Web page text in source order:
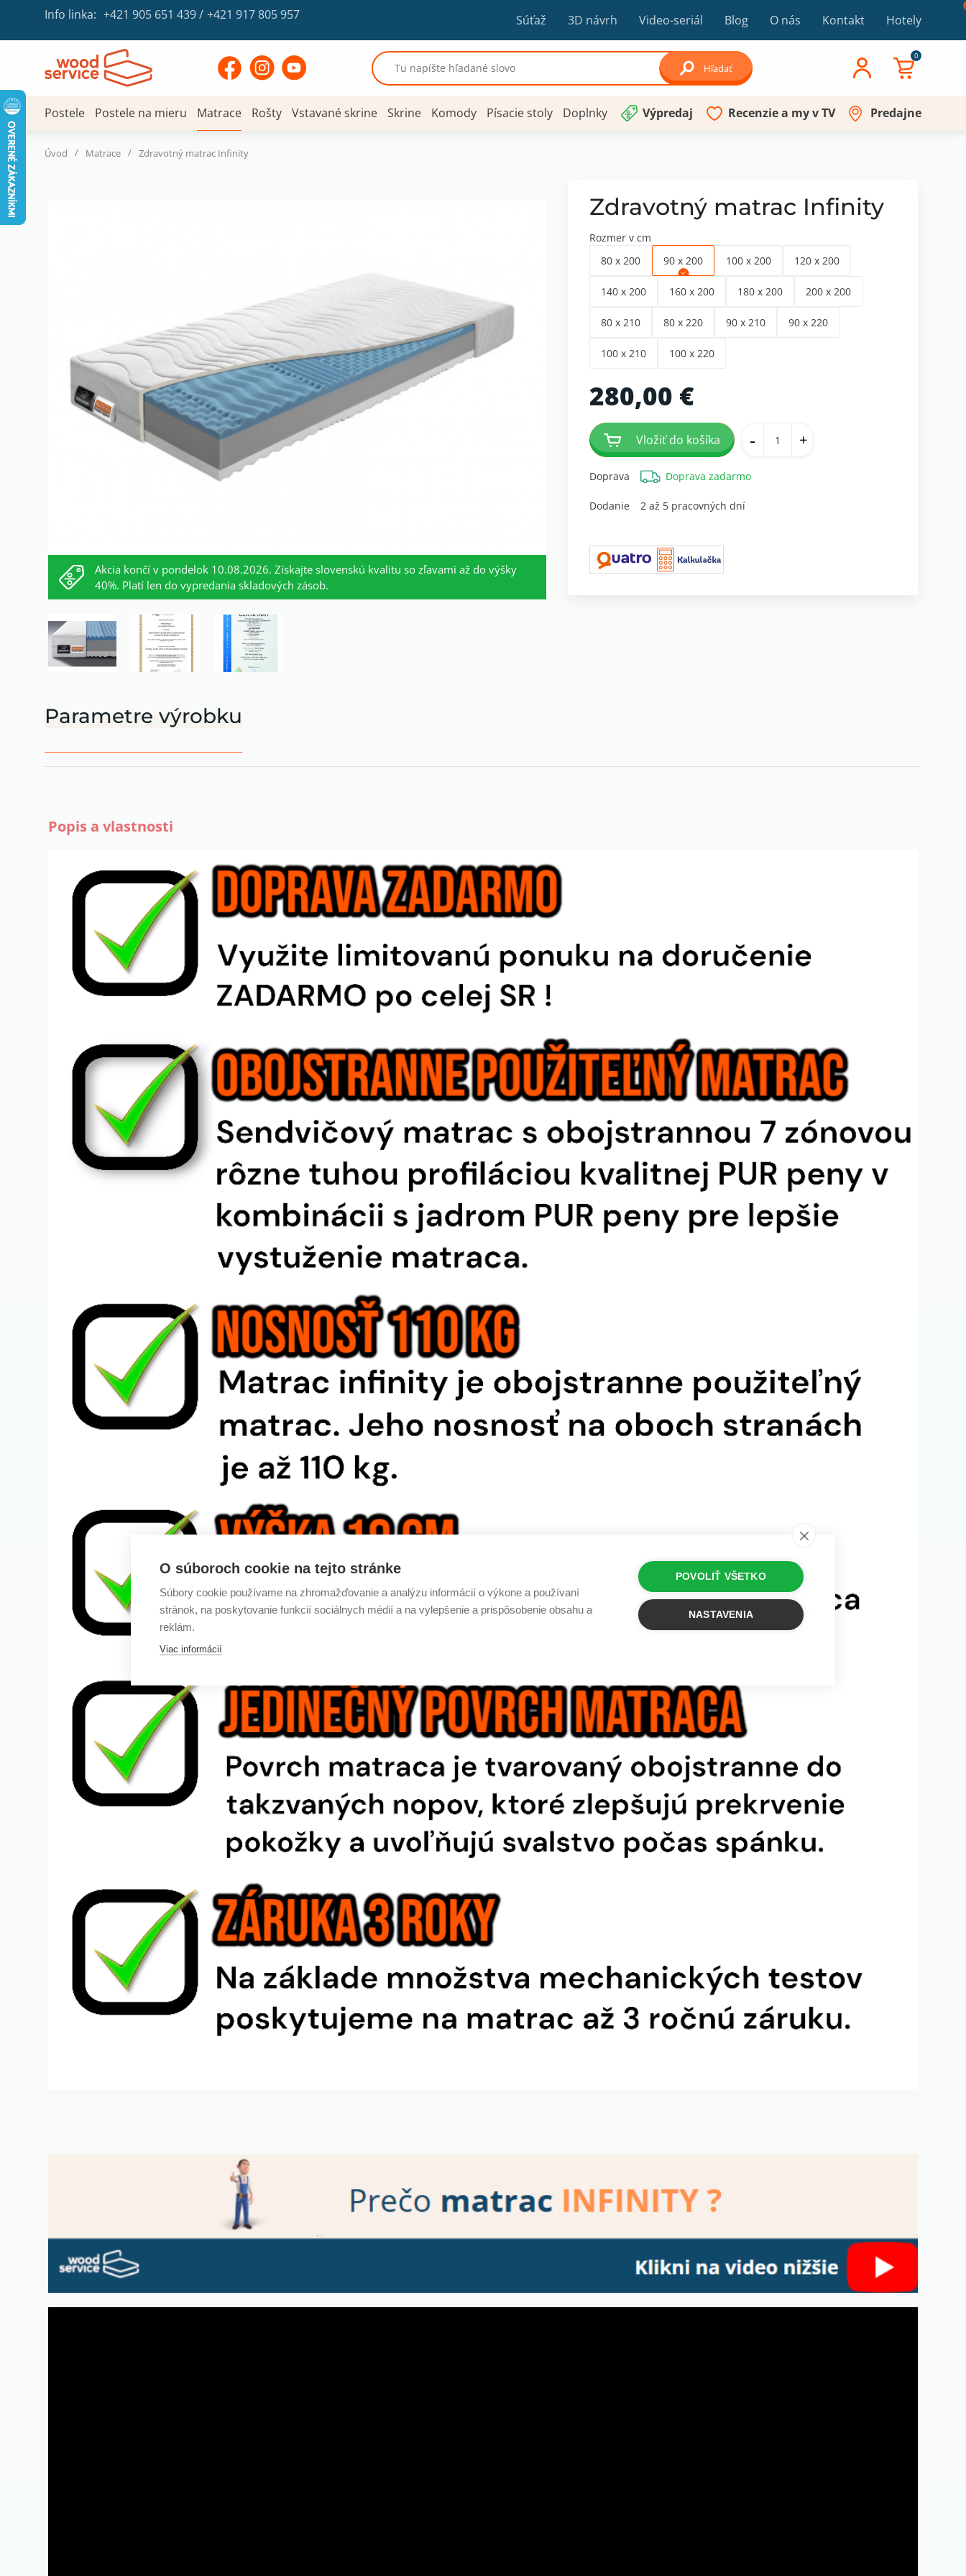
Info linka: +421 905 651 439/ +421 917 805 957 Súťaž 3D návrh Video-seriál Blog O nás Kontakt Hotely
Hľadať
0
Postele Postele na mieru Matrace Rošty Vstavané skrine Skrine Komody Písacie stoly Doplnky Výpredaj Recenzie a my v TV Predajne
Úvod / Matrace / Zdravotný matrac Infinity
Akcia končí v pondelok 10.08.2026. Získajte slovenskú kvalitu so zľavami až do výšky
40%. Platí len do vypredania skladových zásob.
Zdravotný matrac Infinity
Rozmer v cm
80 x 200
90 x 200 100 x 200 120 x 200
140 x 200 160 x 200 180 x 200 200 x 200
80 x 210 80 x 220 90 x 210 90 x 220
100 x 210 100 x 220
280,00 €
Vložiť do košíka - +
Doprava Doprava zadarmo
Dodanie 2 až 5 pracovných dní
Parametre výrobku
Popis a vlastnosti
O súboroch cookie na tejto stránke
Súbory cookie používame na zhromažďovanie a analýzu informácií o výkone a používaní
stránok, na poskytovanie funkcií sociálnych médií a na vylepšenie a prispôsobenie obsahu a
reklám.
Viac informácií
POVOLIŤ VŠETKO
NASTAVENIA